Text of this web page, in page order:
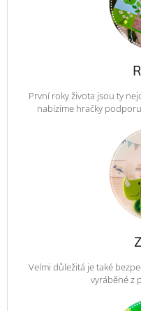
První roky života jsou ty
nabízíme hračky
Velmi důležitá je také
vyráběné z